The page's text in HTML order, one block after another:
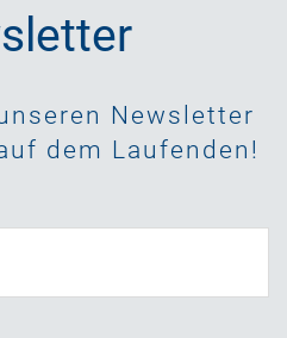
Newsletter
dem Laufenden!